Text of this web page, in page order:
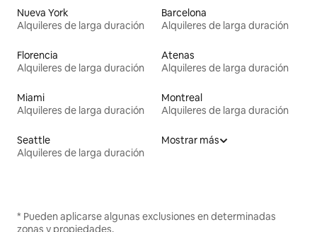
Nueva York
Alquileres de larga duración
Barcelona
Alquileres de larga duración
Florencia
Alquileres de larga duración
Atenas
Alquileres de larga duración
Miami
Alquileres de larga duración
Montreal
Alquileres de larga duración
Seattle
Alquileres de larga duración
Mostrar más
* Pueden aplicarse algunas exclusiones en determinadas
zonas y propiedades.